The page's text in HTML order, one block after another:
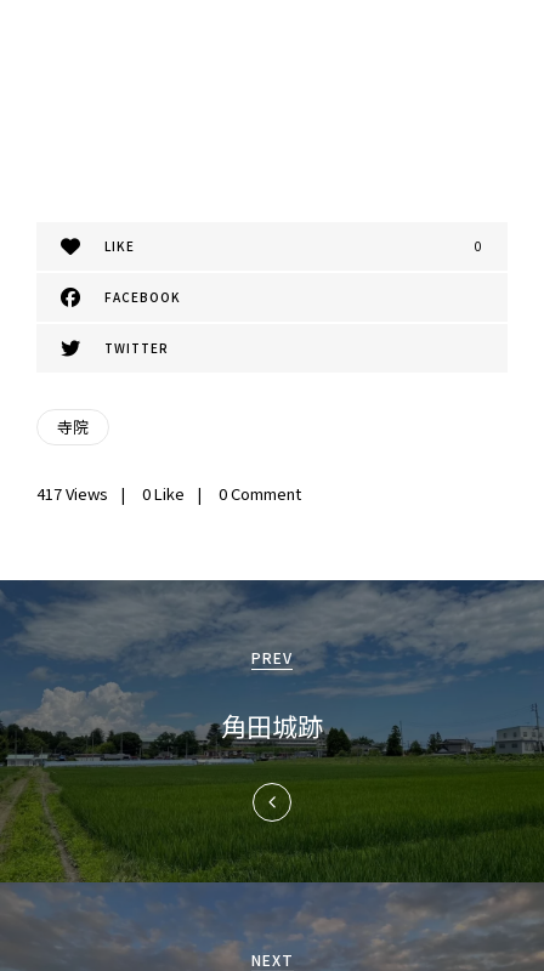
LIKE 0
FACEBOOK
TWITTER
寺院
417Views 0Like 0 Comment
投
稿
ナ
ビ
ゲ
ー
シ
PREV
角田城跡
NEXT